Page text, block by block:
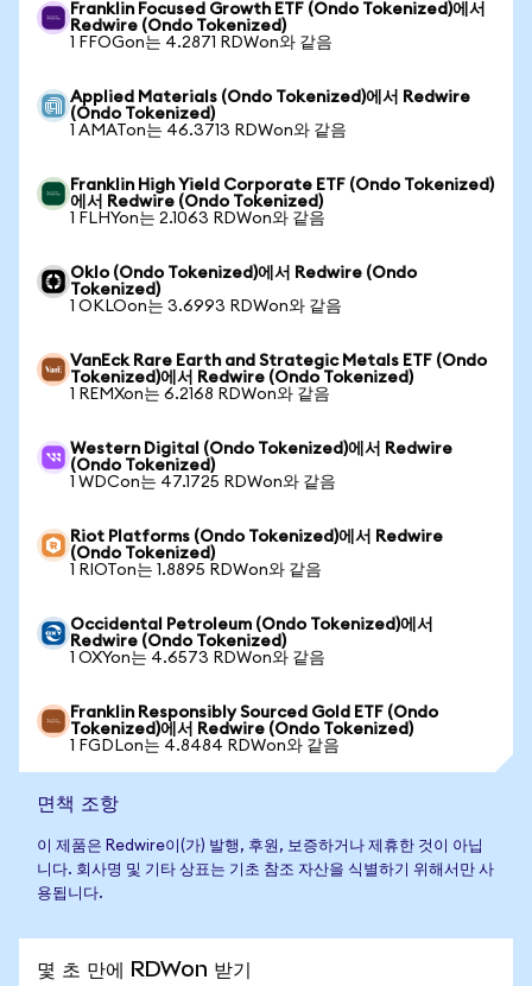
Franklin Focused Growth ETF (Ondo Tokenized)에서
Redwire (Ondo Tokenized)
1 FFOGon는 4.2871 RDWon와 같음
Applied Materials (Ondo Tokenized)에서 Redwire
(Ondo Tokenized)
1 AMATon는 46.3713 RDWon와 같음
Franklin High Yield Corporate ETF (Ondo Tokenized)
에서 Redwire (Ondo Tokenized)
1 FLHYon는 2.1063 RDWon와 같음
Oklo (Ondo Tokenized)에서 Redwire (Ondo
Tokenized)
1 OKLOon는 3.6993 RDWon와 같음
VanEck Rare Earth and Strategic Metals ETF (Ondo
Tokenized)에서 Redwire (Ondo Tokenized)
1 REMXon는 6.2168 RDWon와 같음
Western Digital (Ondo Tokenized)에서 Redwire
(Ondo Tokenized)
1 WDCon는 47.1725 RDWon와 같음
Riot Platforms (Ondo Tokenized)에서 Redwire
(Ondo Tokenized)
1 RIOTon는 1.8895 RDWon와 같음
Occidental Petroleum (Ondo Tokenized)에서
Redwire (Ondo Tokenized)
1 OXYon는 4.6573 RDWon와 같음
Franklin Responsibly Sourced Gold ETF (Ondo
Tokenized)에서 Redwire (Ondo Tokenized)
1 FGDLon는 4.8484 RDWon와 같음
면책 조항
이 제품은 Redwire이(가) 발행, 후원, 보증하거나 제휴한 것이 아닙
니다. 회사명 및 기타 상표는 기초 참조 자산을 식별하기 위해서만 사
용됩니다.
몇 초 만에 RDWon 받기